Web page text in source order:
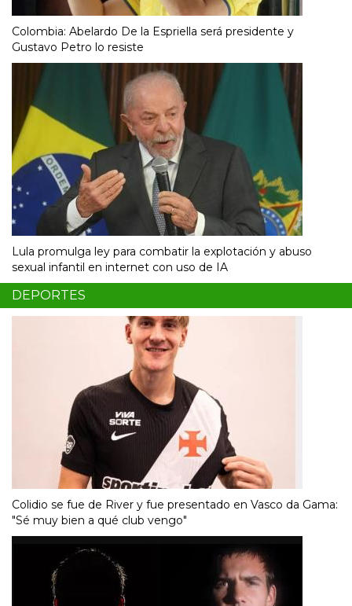
Colombia: Abelardo De la Espriella será presidente y
Gustavo Petro lo resiste
Lula promulga ley para combatir la explotación y abuso
sexual infantil en internet con uso de IA
DEPORTES
Colidio se fue de River y fue presentado en Vasco da Gama:
"Sé muy bien a qué club vengo"